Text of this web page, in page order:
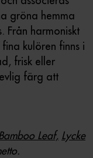
gröna hemma
Från harmoniskt
kulören finns i
frisk eller
färg att
Leaf, Lycke